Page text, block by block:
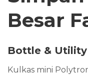
Besar
Bottle &
Kulkas mini